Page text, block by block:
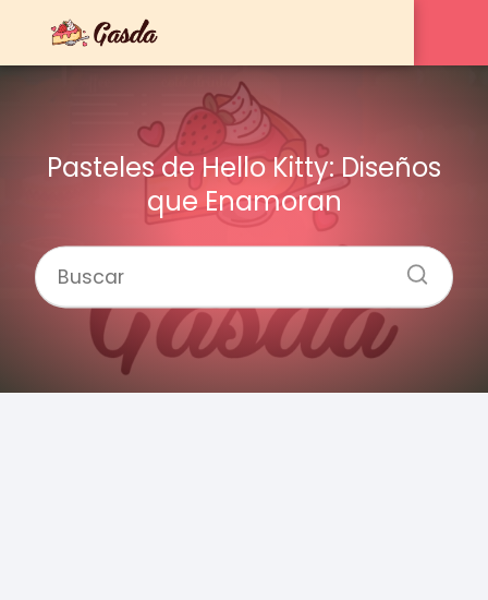
Pasteles de Hello Kitty: Diseños
que Enamoran